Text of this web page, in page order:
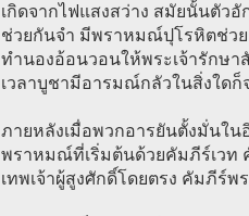
เกิดจากไฟแสงสว่าง สมัยนั้นตัว
ช่วยกันจำ มีพราหมณ์ปุโรหิตช่วย
ทำนองอ้อนวอนให้พระเจ้ารักษา
เวลาบูชามีอารมณ์กลัวในสิ่งใด
ภายหลังเมื่อพวกอารยันตั้งมั่นใน
พราหมณ์ที่เริ่มต้นด้วยคัมภีร์เวท
เทพเจ้าผู้สูงศักดิ์โดยตรง คัมภีร์พ